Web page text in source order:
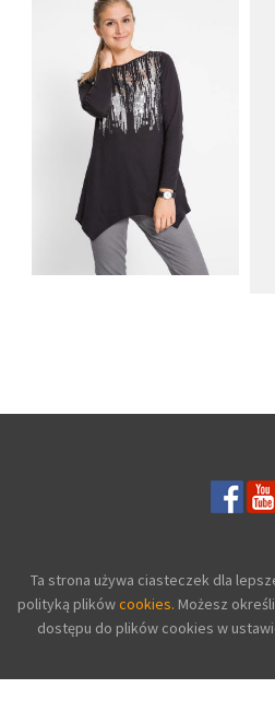
MATERIAŁY I KROJE
NA LATO
Ta strona używa ciasteczek dla
polityką plikówcookies. Możesz
dostępu do plików cookies w